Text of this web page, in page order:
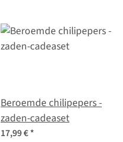
Beroemde chilipepers -
zaden-cadeaset
17,99 €*